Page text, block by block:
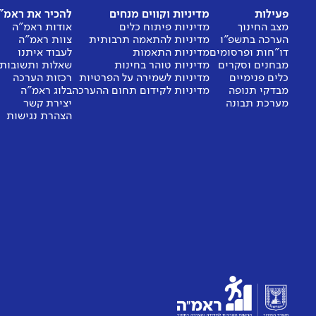
פעילות
מצב החינוך
הערכה בתשפ"ו
דו"חות ופרסומים
מבחנים וסקרים
כלים פנימיים
מבדקי תנופה
מערכת תבונה
מדיניות וקווים מנחים
מדיניות פיתוח כלים
מדיניות להתאמה תרבותית
מדיניות התאמות
מדיניות טוהר בחינות
מדיניות לשמירה על הפרטיות
מדיניות לקידום תחום ההערכה
להכיר את
אודות ראמ"ה
צוות ראמ"ה
לעבוד איתנו
שאלות
רכזות הערכה
בלוג ראמ"ה
יצירת קשר
הצהרת נגישות